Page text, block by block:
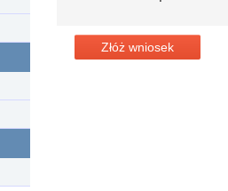
Złóż wniosek